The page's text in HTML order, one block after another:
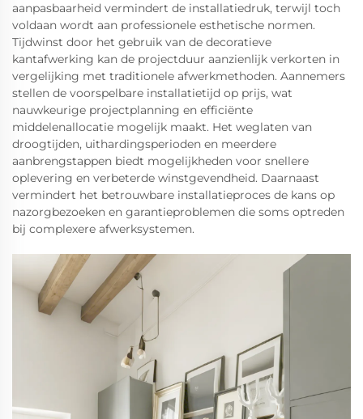
aanpasbaarheid vermindert de installatiedruk, terwijl toch
voldaan wordt aan professionele esthetische normen.
Tijdwinst door het gebruik van de decoratieve
kantafwerking kan de projectduur aanzienlijk verkorten in
vergelijking met traditionele afwerkmethoden. Aannemers
stellen de voorspelbare installatietijd op prijs, wat
nauwkeurige projectplanning en efficiënte
middelenallocatie mogelijk maakt. Het weglaten van
droogtijden, uithardingsperioden en meerdere
aanbrengstappen biedt mogelijkheden voor snellere
oplevering en verbeterde winstgevendheid. Daarnaast
vermindert het betrouwbare installatieproces de kans op
nazorgbezoeken en garantieproblemen die soms optreden
bij complexere afwerksystemen.